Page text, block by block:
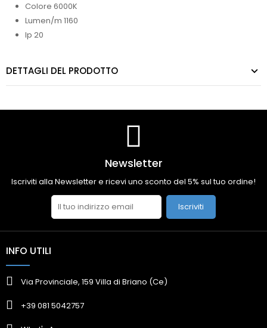
Colore 6000K
Lumen/m 1160
Ip 20
DETTAGLI DEL PRODOTTO
Newsletter
Iscriviti alla Newsletter e ricevi uno sconto del 5% sul tuo ordine!
Iscriviti
INFO UTILI
Via Provinciale, 159 Villa di Briano (Ce)
+39 081 5042757